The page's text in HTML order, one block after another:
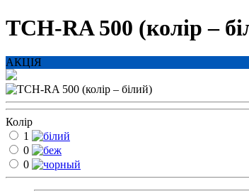
TCH-RA 500 (колір –
АКЦІЯ
Колір
1
0
0